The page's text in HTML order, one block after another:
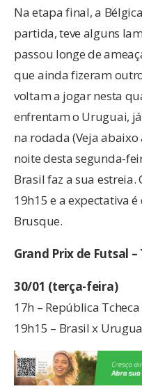
Na etapa final, a
partida, teve alguns
passou longe de
que ainda fizeram
voltam a jogar nesta
enfrentam o Uruguai,
na rodada (Veja
noite desta segunda-
Brasil faz a sua
19h15 e a expectativa
Brusque.
Grand Prix de Futsal
30/01 (terça-feira)
17h – República
19h15 – Brasil x